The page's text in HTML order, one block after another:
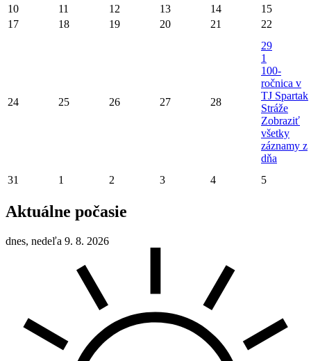
10 11 12 13 14
15
17
18 19 20 21 22
24 25 26 27 28
29
1
100-
ročnica v
TJ Spartak
Stráže
Zobraziť
všetky
záznamy z
dňa
31
1 2 3 4 5
Aktuálne počasie
dnes, nedeľa 9. 8. 2026